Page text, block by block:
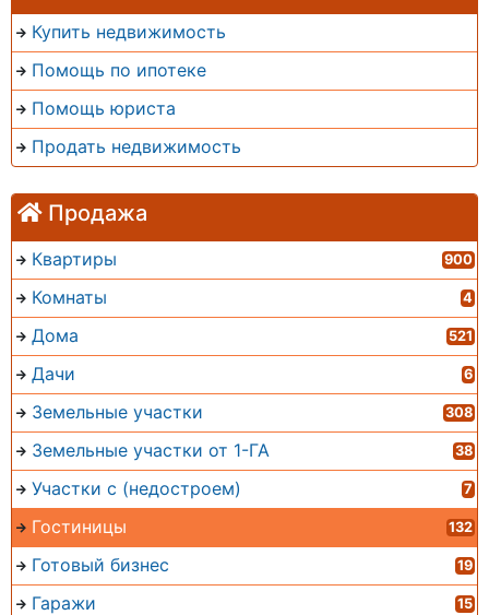
Купить недвижимость
Помощь по ипотеке
Помощь юриста
Продать недвижимость
Продажа
Квартиры 900
Комнаты 4
Дома 521
Дачи 6
Земельные участки 308
Земельные участки от 1-ГА 38
Участки с (недостроем) 7
Гостиницы 132
Готовый бизнес 19
Гаражи 15